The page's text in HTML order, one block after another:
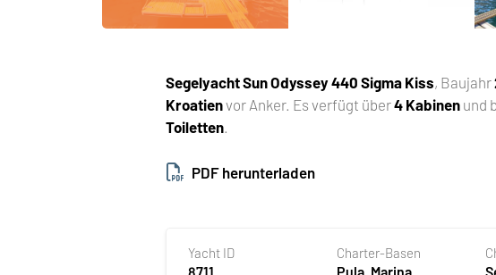
SegelyachtSun Odyssey 440 Sigma Kiss, Baujahr
Kroatienvor Anker. Es verfügt über4 Kabinen und
Toiletten
PDF herunterladen
Yacht ID Charter-Basen